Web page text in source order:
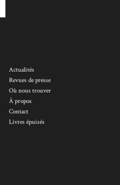
Actualités
Revues de presse
Où nous trouver
À propos
Contact
Livres épuisés